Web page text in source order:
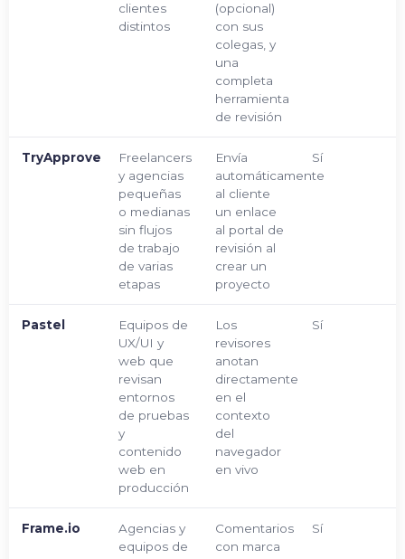
clientes
distintos
(opcional)
con sus
colegas, y
una
completa
herramienta
de revisión
TryApprove
Freelancers
y agencias
pequeñas
o medianas
sin flujos
de trabajo
de varias
etapas
Envía
automáticamente
al cliente
un enlace
al portal de
revisión al
crear un
proyecto
Sí
Pastel
Equipos de
UX/UI y
web que
revisan
entornos
de pruebas
y
contenido
web en
producción
Los
revisores
anotan
directamente
en el
contexto
del
navegador
en vivo
Sí
Frame.io
Agencias y
equipos de
Comentarios
con marca
Sí